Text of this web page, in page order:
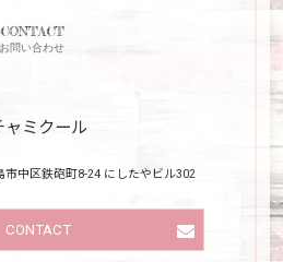
CONTACT
お問い合わせ
ャミクール
市中区鉄砲町8-24 にしたやビル302
CONTACT